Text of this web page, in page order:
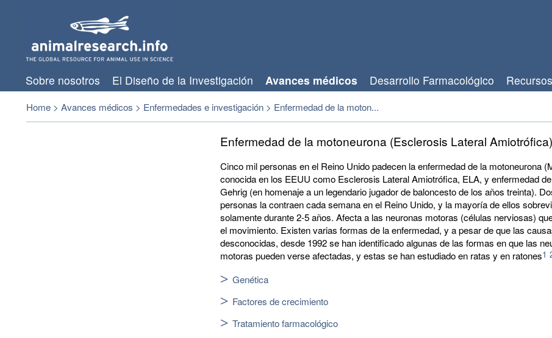
Sobre nosotros El Diseño de la Investigación Avances médicos Desarrollo Farmacológico Recursos
Home > Avances médicos > Enfermedades e investigación > Enfermedad de la moton...
Enfermedad de la motoneurona (Esclerosis Lateral Amiotrófica)
Cinco mil personas en el Reino Unido padecen la enfermedad de la motoneurona
conocida en los EEUU como Esclerosis Lateral Amiotrófica, ELA, y enfermedad
Gehrig (en homenaje a un legendario jugador de baloncesto de los años treinta).
personas la contraen cada semana en el Reino Unido, y la mayoría de ellos
solamente durante 2-5 años. Afecta a las neuronas motoras (células nerviosas)
el movimiento. Existen varias formas de la enfermedad, y a pesar de que las
desconocidas, desde 1992 se han identificado algunas de las formas en que las
motoras pueden verse afectadas, y estas se han estudiado en ratas y en ratones1
Genética
Factores de crecimiento
Tratamiento farmacológico